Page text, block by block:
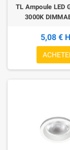
TL Ampoule LED
3000K
5,08 €